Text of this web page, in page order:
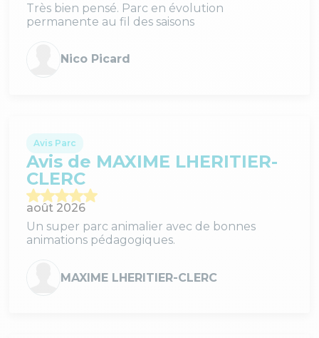
Très bien pensé. Parc en évolution
permanente au fil des saisons
Nico Picard
Avis Parc
Avis de MAXIME LHERITIER-
CLERC
août 2026
Un super parc animalier avec de bonnes
animations pédagogiques.
MAXIME LHERITIER-CLERC